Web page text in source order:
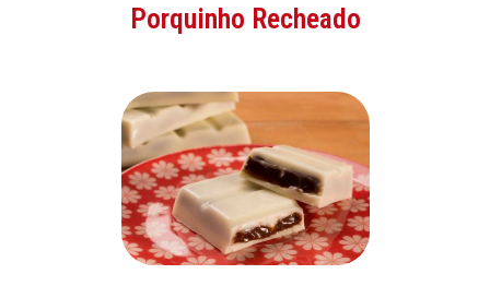
Porquinho Recheado